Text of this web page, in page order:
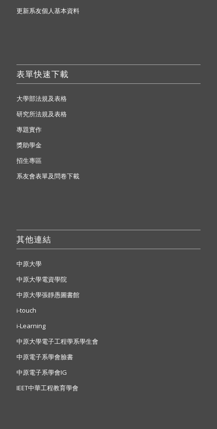
更新系友個人基本資料
表單快速下載
大學部法規及表格
研究所法規及表格
專題實作
獎助學金
招生專區
系友會表單及問卷下載
其他連結
中原大學
中原大學電資學院
中原大學張靜愚圖書館
i-touch
i-Learning
中原大學電子工程學系學生會
中原電子系學會臉書
中原電子系學會IG
IEET中華工程教育學會